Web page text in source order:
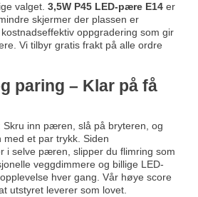
valget. 3,5W P45 LED-pære E14 er
skjermer der plassen er
oppgradering som gir
Vi tilbyr gratis frakt på alle ordre
paring – Klar på få
Skru inn pæren, slå på bryteren, og
et par trykk. Siden
i selve pæren, slipper du flimring som
veggdimmere og billige LED-
hver gang. Vår høye score
utstyret leverer som lovet.